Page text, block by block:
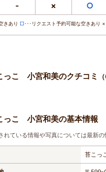
- × ○
きあり □･･･リクエスト予約可能な空きあり
っこ 小宮和美のクチコミ
っこ 小宮和美の基本情報
れている情報や写真については最新
苔こっ